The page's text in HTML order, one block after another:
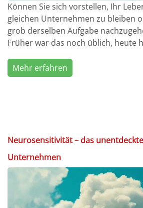
Können Sie sich vorstellen, Ihr
gleichen Unternehmen zu bleiben
grob derselben Aufgabe
Früher war das noch üblich, heute
Mehr erfahren
Neurosensitivität – das
Unternehmen